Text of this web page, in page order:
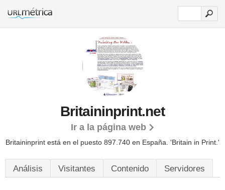
Britaininprint.net
Ir a la página web
Britaininprint está en el puesto 897.740 en España. 'Britain in Print.'
Análisis Visitantes Contenido Servidores